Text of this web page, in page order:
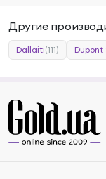
Другие
Dallaiti(111) Dupont